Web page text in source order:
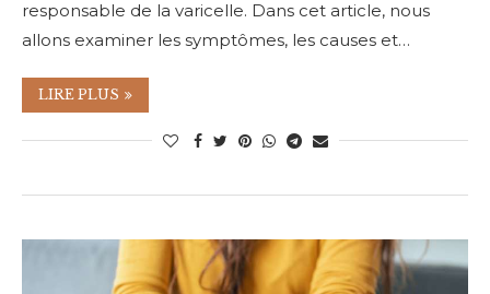
responsable de la varicelle. Dans cet article, nous
allons examiner les symptômes, les causes et…
LIRE PLUS